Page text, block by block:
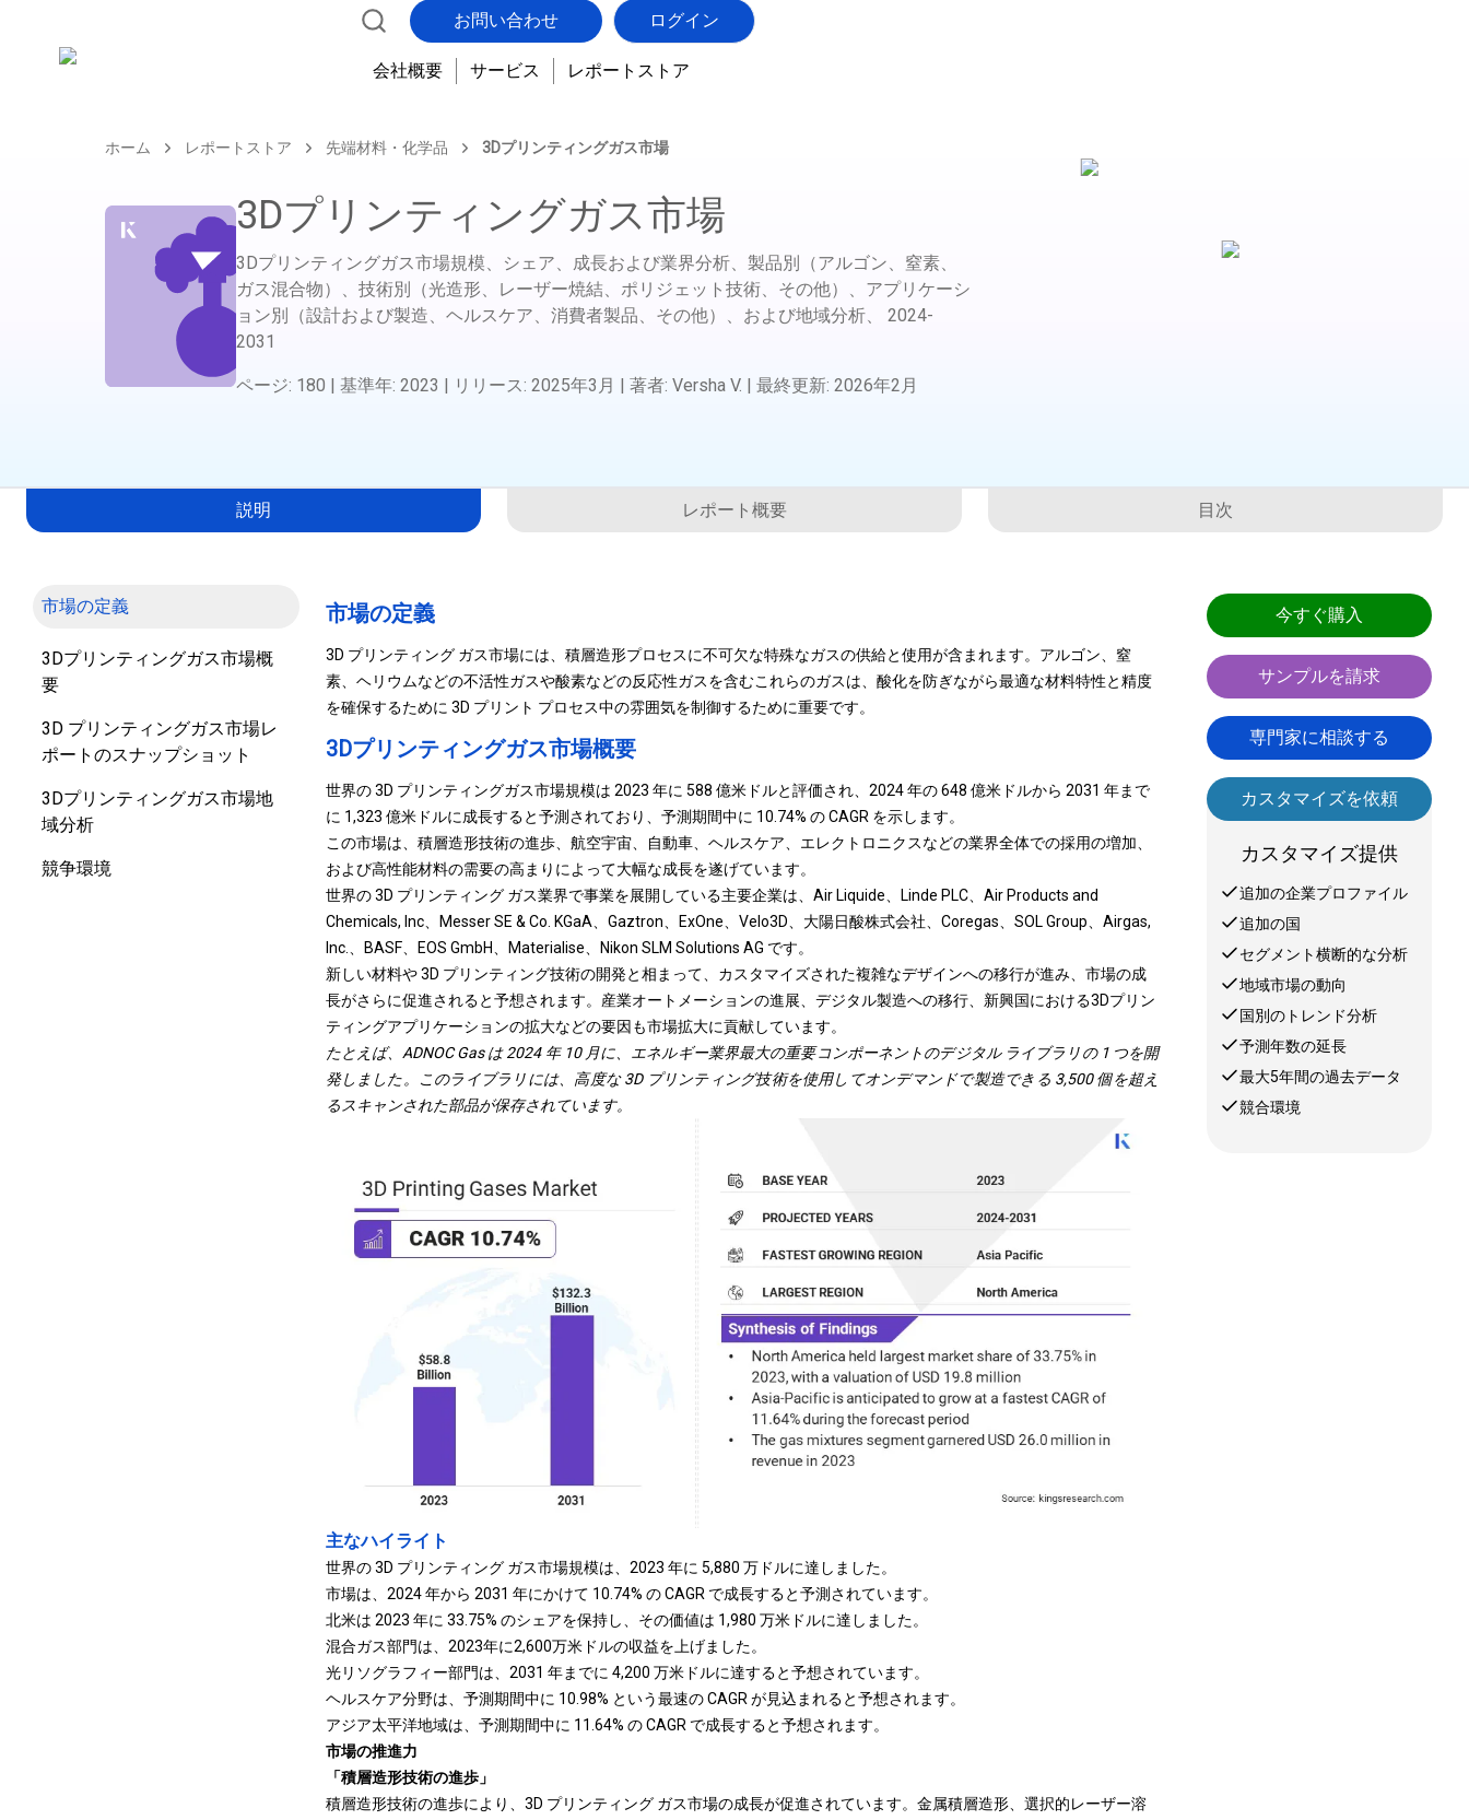
お問い合わせ ログイン
会社概要 サービス レポートストア
ホーム レポートストア 先端材料・化学品 3Dプリンティングガス市場
3Dプリンティングガス市場
3Dプリンティングガス市場規模、シェア、成長および業界分析、製品別（アルゴン、窒素、
ガス混合物）、技術別（光造形、レーザー焼結、ポリジェット技術、その他）、アプリケーシ
ョン別（設計および製造、ヘルスケア、消費者製品、その他）、および地域分析、
2024-
2031
ページ: 180 | 基準年: 2023 | リリース: 2025年3月 | 著者: Versha V. | 最終更新: 2026年2月
説明 レポート概要 目次
市場の定義
3Dプリンティングガス市場概
要
3D プリンティングガス市場レ
ポートのスナップショット
3Dプリンティングガス市場地
域分析
競争環境
市場の定義
3D プリンティング ガス市場には、積層造形プロセスに不可欠な特殊なガスの供給と使用が含まれます。アルゴン、窒
素、ヘリウムなどの不活性ガスや酸素などの反応性ガスを含むこれらのガスは、酸化を防ぎながら最適な材料特性と精度
を確保するために 3D プリント プロセス中の雰囲気を制御するために重要です。
3Dプリンティングガス市場概要
世界の 3D プリンティングガス市場規模は 2023 年に 588 億米ドルと評価され、2024 年の 648 億米ドルから 2031 年まで
に 1,323 億米ドルに成長すると予測されており、予測期間中に 10.74% の CAGR を示します。
この市場は、積層造形技術の進歩、航空宇宙、自動車、ヘルスケア、エレクトロニクスなどの業界全体での採用の増加、
および高性能材料の需要の高まりによって大幅な成長を遂げています。
世界の 3D プリンティング ガス業界で事業を展開している主要企業は、Air Liquide、Linde PLC、Air Products and
Chemicals, Inc、Messer SE & Co. KGaA、Gaztron、ExOne、Velo3D、大陽日酸株式会社、Coregas、SOL Group、Airgas,
Inc.、BASF、EOS GmbH、Materialise、Nikon SLM Solutions AG です。
新しい材料や 3D プリンティング技術の開発と相まって、カスタマイズされた複雑なデザインへの移行が進み、市場の成
長がさらに促進されると予想されます。産業オートメーションの進展、デジタル製造への移行、新興国における3Dプリン
ティングアプリケーションの拡大などの要因も市場拡大に貢献しています。
たとえば、ADNOC Gas は 2024 年 10 月に、エネルギー業界最大の重要コンポーネントのデジタル ライブラリの 1 つを開
発しました。このライブラリには、高度な 3D プリンティング技術を使用してオンデマンドで製造できる 3,500 個を超え
るスキャンされた部品が保存されています。
主なハイライト
世界の 3D プリンティング ガス市場規模は、2023 年に 5,880 万ドルに達しました。
市場は、2024 年から 2031 年にかけて 10.74% の CAGR で成長すると予測されています。
北米は 2023 年に 33.75% のシェアを保持し、その価値は 1,980 万米ドルに達しました。
混合ガス部門は、2023年に2,600万米ドルの収益を上げました。
光リソグラフィー部門は、2031 年までに 4,200 万米ドルに達すると予想されています。
ヘルスケア分野は、予測期間中に 10.98% という最速の CAGR が見込まれると予想されます。
アジア太平洋地域は、予測期間中に 11.64% の CAGR で成長すると予想されます。
市場の推進力
「積層造形技術の進歩」
積層造形技術の進歩により、3D プリンティング ガス市場の成長が促進されています。金属積層造形、選択的レーザー溶
今すぐ購入
サンプルを請求
専門家に相談する
カスタマイズを依頼
カスタマイズ提供
追加の企業プロファイル
追加の国
セグメント横断的な分析
地域市場の動向
国別のトレンド分析
予測年数の延長
最大5年間の過去データ
競合環境